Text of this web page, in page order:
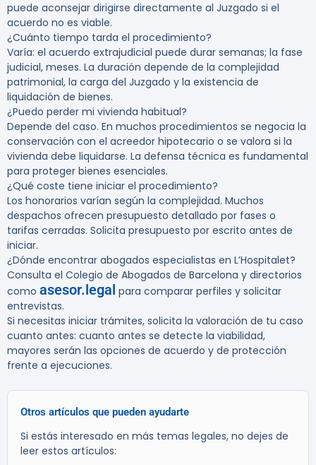
puede aconsejar dirigirse directamente al Juzgado si el
acuerdo no es viable.
¿Cuánto tiempo tarda el procedimiento?
Varía: el acuerdo extrajudicial puede durar semanas; la fase
judicial, meses. La duración depende de la complejidad
patrimonial, la carga del Juzgado y la existencia de
liquidación de bienes.
¿Puedo perder mi vivienda habitual?
Depende del caso. En muchos procedimientos se negocia la
conservación con el acreedor hipotecario o se valora si la
vivienda debe liquidarse. La defensa técnica es fundamental
para proteger bienes esenciales.
¿Qué coste tiene iniciar el procedimiento?
Los honorarios varían según la complejidad. Muchos
despachos ofrecen presupuesto detallado por fases o
tarifas cerradas. Solicita presupuesto por escrito antes de
iniciar.
¿Dónde encontrar abogados especialistas en L’Hospitalet?
Consulta el Colegio de Abogados de Barcelona y directorios
como asesor.legal para comparar perfiles y solicitar
entrevistas.
Si necesitas iniciar trámites, solicita la valoración de tu caso
cuanto antes: cuanto antes se detecte la viabilidad,
mayores serán las opciones de acuerdo y de protección
frente a ejecuciones.
Otros artículos que pueden ayudarte
Si estás interesado en más temas legales, no dejes de
leer estos artículos: